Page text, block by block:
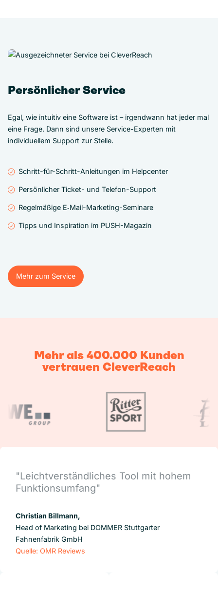
Persönlicher Service
Egal, wie intuitiv eine Software ist – irgendwann hat jeder mal
eine Frage. Dann sind unsere Service-Experten mit
individuellem Support zur Stelle.
Schritt-für-Schritt-Anleitungen im Helpcenter
Persönlicher Ticket- und Telefon-Support
Regelmäßige E‑Mail-Marketing-Seminare
Tipps und Inspiration im PUSH-Magazin
Mehr zum Service
Mehr zum Service
Mehr als 400.000 Kunden
vertrauen CleverReach
"Leichtverständliches Tool mit hohem
Funktionsumfang"
Christian Billmann,
Head of Marketing bei DOMMER Stuttgarter
Fahnenfabrik GmbH
Quelle: OMR Reviews